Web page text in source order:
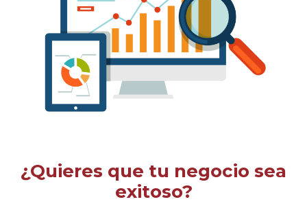
¿Quieres que tu negocio sea
exitoso?